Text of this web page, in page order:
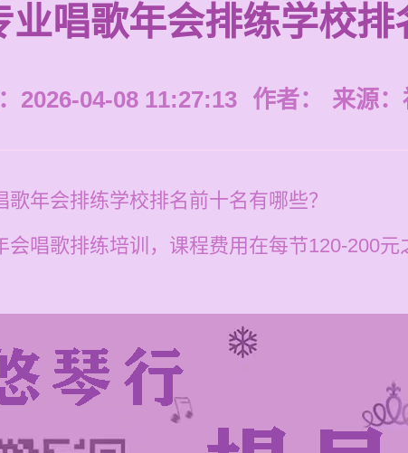
业唱歌年会排练学校排
2026-04-08 11:27:13 作者： 来源：
年会排练学校排名前十名有哪些？
会唱歌排练培训，课程费用在每节120-200